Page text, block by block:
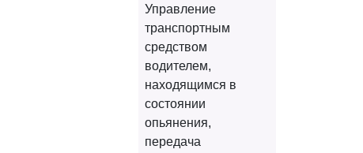
Управление
транспортным
средством
водителем,
находящимся в
состоянии
опьянения,
передача